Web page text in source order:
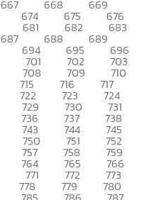
667 668 669
674 675 676
681 682 683
687 688 689
694 695 696
701 702 703
708 709 710
715 716 717
722 723 724
729 730 731
736 737 738
743 744 745
750 751 752
757 758 759
764 765 766
771 772 773
778 779 780